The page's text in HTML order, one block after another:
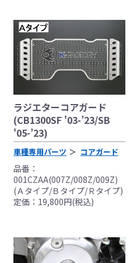
ラジエターコアガード
(CB1300SF '03-’23/SB
'05-’23)
車種専用パーツ コアガード
品番：
001CZAA(007Z/008Z/009Z)
(Ａタイプ/Ｂタイプ/Ｒタイプ)
定価：19,800円(税込)